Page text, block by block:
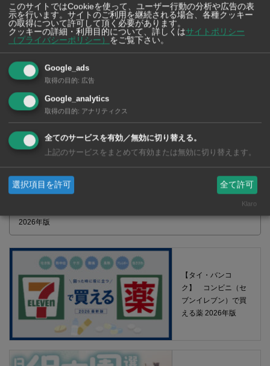
2026年版 タイの鉄道事情 電車でGO！
2026年版
【タイ・バンコ
ク】 コンビニ（セ
ブンイレブン）で買
える薬 2026年版
このサイトではCookieを使って、ユーザー行動の分析や広告の表
示を行います。サイトのご利用を継続される場合、各種クッキー
の取得について許可して頂く必要があります。
クッキーの詳細・利用目的について、詳しくはサイトポリシー
（プライバシーポリシー）
をご覧下さい。
Google_ads
取得の目的: 広告
Google_analytics
取得の目的: アナリティクス
全てのサービスを有効／無効に切り替える。
上記のサービスをまとめて有効または無効に切り替えます。
選択項目を許可 全て許可
Klaro